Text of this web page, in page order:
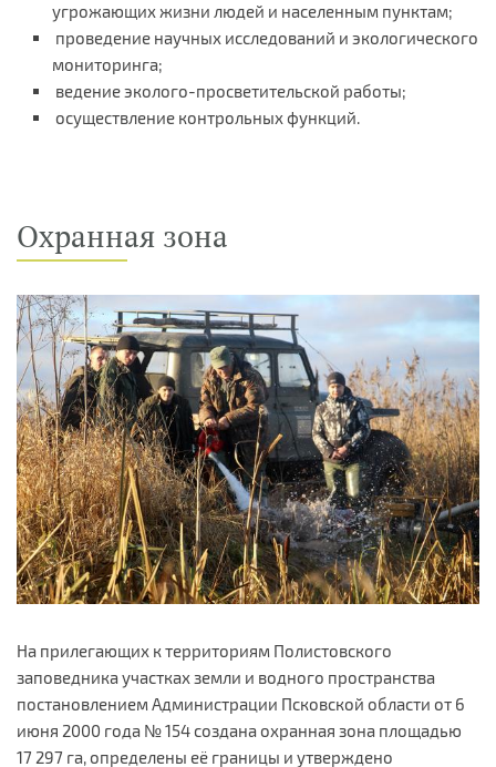
угрожающих жизни людей и населенным пунктам;
проведение научных исследований и экологического
мониторинга;
ведение эколого-просветительской работы;
осуществление контрольных функций.
Охранная зона
На прилегающих к территориям Полистовского
заповедника участках земли и водного пространства
постановлением Администрации Псковской области от 6
июня 2000 года № 154 создана охранная зона площадью
17 297 га, определены её границы и утверждено